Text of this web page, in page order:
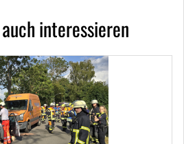
interessieren